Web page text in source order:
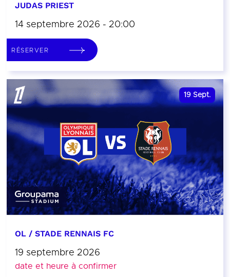
JUDAS PRIEST
14 septembre 2026 - 20:00
RÉSERVER
19 Sept.
OL / STADE RENNAIS FC
19 septembre 2026
date et heure à confirmer